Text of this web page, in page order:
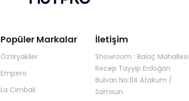
Popüler Markalar
Öztiryakiler
Empero
La Cimbali
İletişim
Showroom : Balaç Mahallesi
Recep Tayyip Erdoğan
Bulvarı No:114 Atakum /
Samsun